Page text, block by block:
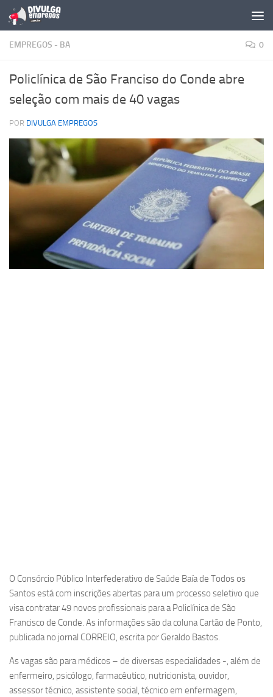
Skip to content
EMPREGOS - BA 0
Policlínica de São Franciso do Conde abre
seleção com mais de 40 vagas
POR DIVULGA EMPREGOS
O Consórcio Público Interfederativo de Saúde Baía de Todos os
Santos está com inscrições abertas para um processo seletivo que
visa contratar 49 novos profissionais para a Policlínica de São
Francisco de Conde. As informações são da coluna Cartão de Ponto,
publicada no jornal CORREIO, escrita por Geraldo Bastos.
As vagas são para médicos – de diversas especialidades -, além de
enfermeiro, psicólogo, farmacêutico, nutricionista, ouvidor,
assessor técnico, assistente social, técnico em enfermagem,